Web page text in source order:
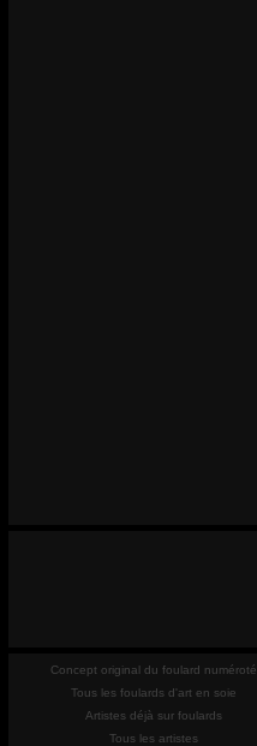
Concept original du foulard numéroté
Tous les foulards d'art en soie
Artistes déjà sur foulards
Tous les artistes